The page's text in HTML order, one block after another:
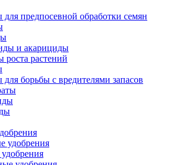
для предпосевной обработки семян
и акарициды
роста растений
борьбы с вредителями запасов
удобрения